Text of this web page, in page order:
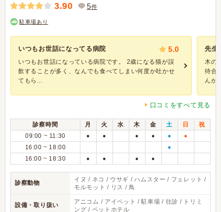
3.90 5件
駐車場あり
いつもお世話になってる病院 5.0
いつもお世話になっている病院です。 2歳になる猫が誤
飲することが多く、なんでも食べてしまい何度か吐かせ
てもら...
先生
木の
待合
んか
口コミをすべて見る
診察時間 月 火 水 木 金 土 日
祝
09:00 ~ 11:30
● ● ● ● ● ●
16:00 ~ 18:00 ●
16:00 ~ 18:30 ● ● ● ●
診察動物
イヌ / ネコ / ウサギ / ハムスター / フェレット /
モルモット / リス / 鳥
設備・取り扱い
アニコム / アイペット / 駐車場 / 往診 / トリミ
ング / ペットホテル